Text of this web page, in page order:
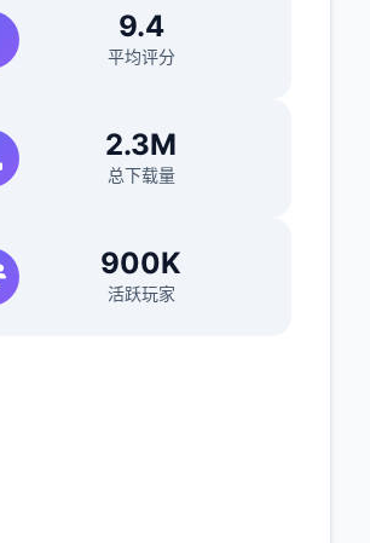
9.4
平均评分
2.3M
总下载量
900K
活跃玩家